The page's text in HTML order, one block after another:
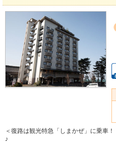
＜復路は観光特急「しまかぜ」に乗車
♪